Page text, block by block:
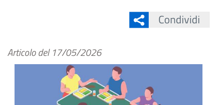
Condividi
Articolo del 17/05/2026